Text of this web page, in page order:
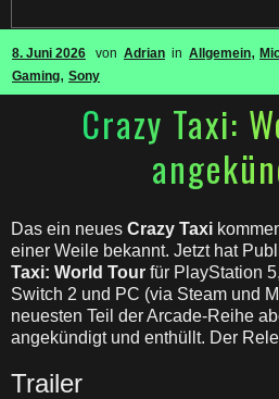
8. Juni 2026 von Adrian in Allgemein,
Gaming, Sony
Crazy Taxi:
Das ein neues Crazy Taxi
einer Weile bekannt. Jetzt hat
Taxi: World Tour für PlayStation
Switch 2 und PC (via Steam und
neuesten Teil der Arcade-Reihe
angekündigt und enthüllt. Der
Trailer